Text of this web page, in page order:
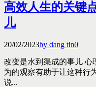
高效人生的关键
儿
20/02/2023by dang tin0
改变是水到渠成的事儿
为的观察有助于让这种行
说...